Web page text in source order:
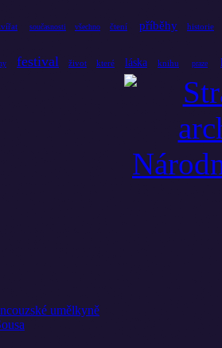
současnosti všechno čtení příběhy historie
festival život které láska knihu praze
umělkyně